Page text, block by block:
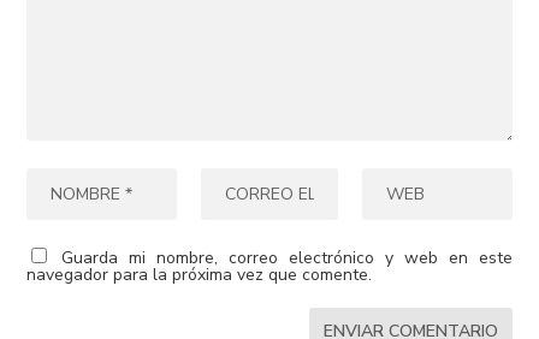
Guarda mi nombre, correo electrónico y web en este
navegador para la próxima vez que comente.